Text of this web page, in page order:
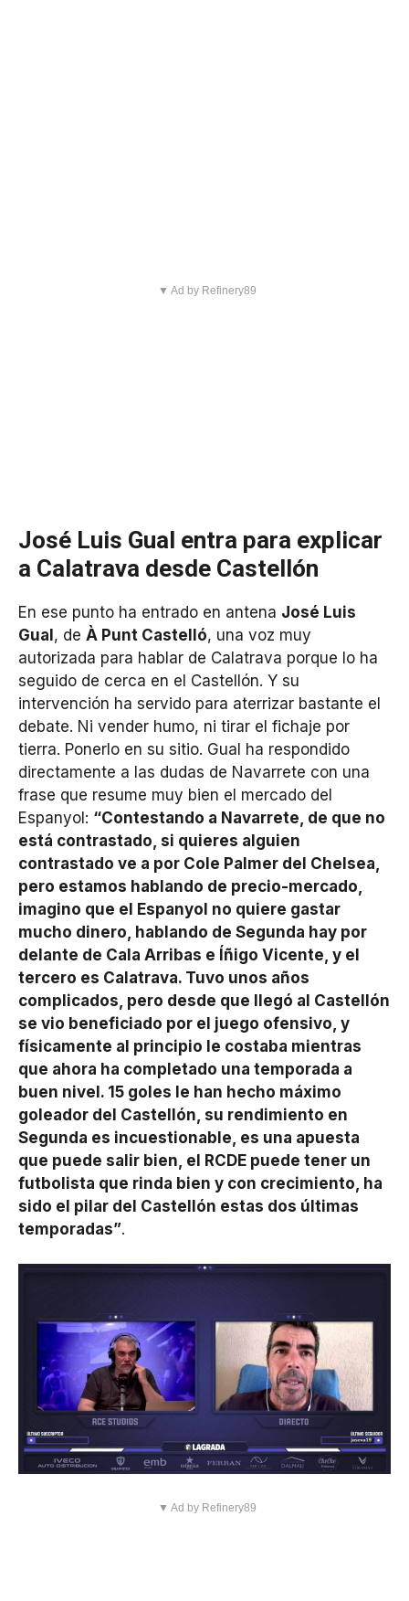
▼ Ad by Refinery89
José Luis Gual entra para explicar
a Calatrava desde Castellón
En ese punto ha entrado en antena José Luis
Gual, de À Punt Castelló, una voz muy
autorizada para hablar de Calatrava porque lo ha
seguido de cerca en el Castellón. Y su
intervención ha servido para aterrizar bastante el
debate. Ni vender humo, ni tirar el fichaje por
tierra. Ponerlo en su sitio. Gual ha respondido
directamente a las dudas de Navarrete con una
frase que resume muy bien el mercado del
Espanyol: “Contestando a Navarrete, de que no
está contrastado, si quieres alguien
contrastado ve a por Cole Palmer del Chelsea,
pero estamos hablando de precio-mercado,
imagino que el Espanyol no quiere gastar
mucho dinero, hablando de Segunda hay por
delante de Cala Arribas e Íñigo Vicente, y el
tercero es Calatrava. Tuvo unos años
complicados, pero desde que llegó al Castellón
se vio beneficiado por el juego ofensivo, y
físicamente al principio le costaba mientras
que ahora ha completado una temporada a
buen nivel. 15 goles le han hecho máximo
goleador del Castellón, su rendimiento en
Segunda es incuestionable, es una apuesta
que puede salir bien, el RCDE puede tener un
futbolista que rinda bien y con crecimiento, ha
sido el pilar del Castellón estas dos últimas
temporadas”.
▼ Ad by Refinery89